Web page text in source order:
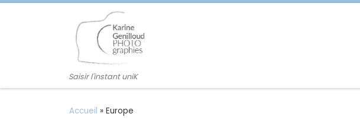
Saisir l'instant uniK
Accueil » Europe